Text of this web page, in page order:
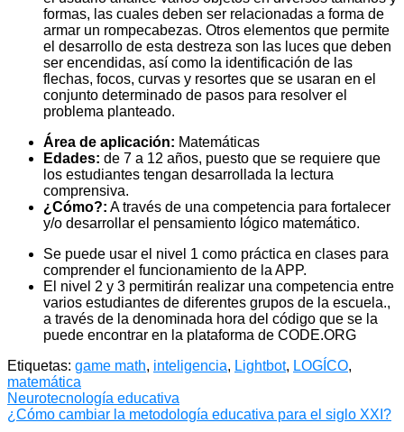
formas, las cuales deben ser relacionadas a forma de
armar un rompecabezas. Otros elementos que permite
el desarrollo de esta destreza son las luces que deben
ser encendidas, así como la identificación de las
flechas, focos, curvas y resortes que se usaran en el
conjunto determinado de pasos para resolver el
problema planteado.
Área de aplicación: Matemáticas
Edades: de 7 a 12 años, puesto que se requiere que
los estudiantes tengan desarrollada la lectura
comprensiva.
¿Cómo?: A través de una competencia para fortalecer
y/o desarrollar el pensamiento lógico matemático.
Se puede usar el nivel 1 como práctica en clases para
comprender el funcionamiento de la APP.
El nivel 2 y 3 permitirán realizar una competencia entre
varios estudiantes de diferentes grupos de la escuela.,
a través de la denominada hora del código que se la
puede encontrar en la plataforma de CODE.ORG
Etiquetas: game math, inteligencia, Lightbot, LOGÍCO,
matemática
Navegación
Neurotecnología educativa
¿Cómo cambiar la metodología educativa para el siglo XXI?